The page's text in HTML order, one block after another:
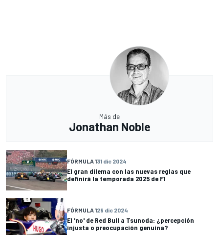
Más de
Jonathan Noble
FÓRMULA 131 dic 2024
El gran dilema con las nuevas reglas que
definirá la temporada 2025 de F1
FÓRMULA 129 dic 2024
El 'no' de Red Bull a Tsunoda: ¿percepción
injusta o preocupación genuina?